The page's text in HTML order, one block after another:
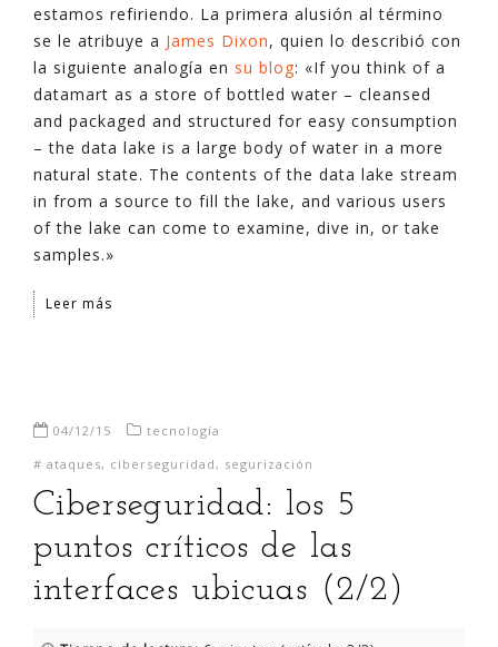
estamos refiriendo. La primera alusión al término
se le atribuye a James Dixon, quien lo describió con
la siguiente analogía en su blog: «If you think of a
datamart as a store of bottled water – cleansed
and packaged and structured for easy consumption
– the data lake is a large body of water in a more
natural state. The contents of the data lake stream
in from a source to fill the lake, and various users
of the lake can come to examine, dive in, or take
samples.»
Leer más
04/12/15
tecnología
# ataques, ciberseguridad , segurización
Ciberseguridad: los 5
puntos críticos de las
interfaces ubicuas (2/2)